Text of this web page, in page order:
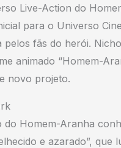
Live-Action do
para o Universo
fãs do herói.
animado “Homem-
novo projeto.
Homem-Aranha
e azarado”, que